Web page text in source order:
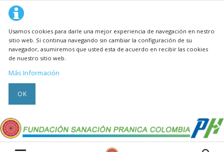
Usamos cookies para darle una mejor experiencia de navegación en nestro
sitio web. Si continua navegando sin cambiar la configuración de su
navegador, asumiremos que usted esta de acuerdo en recibir las cookies
de nuestro sitio web.
Más Información
OK